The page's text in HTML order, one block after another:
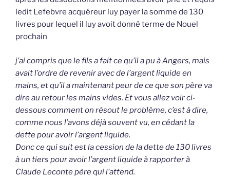
ledit Lefebvre acquéreur luy payer la somme de 130
livres pour lequel il luy avoit donné terme de Nouel
prochain
j’ai compris que le fils a fait ce qu’il a pu à Angers, mais
avait l’ordre de revenir avec de l’argent liquide en
mains, et qu’il a maintenant peur de ce que son père va
dire au retour les mains vides. Et vous allez voir ci-
dessous comment on résout le problème, c’est à dire,
comme nous l’avons déjà souvent vu, en cédant la
dette pour avoir l’argent liquide.
Donc ce qui suit est la cession de la dette de 130 livres
à un tiers pour avoir l’argent liquide à rapporter à
Claude Leconte père qui l’attend.